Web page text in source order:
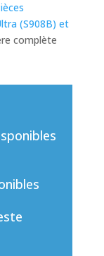
(S908B) et
complète